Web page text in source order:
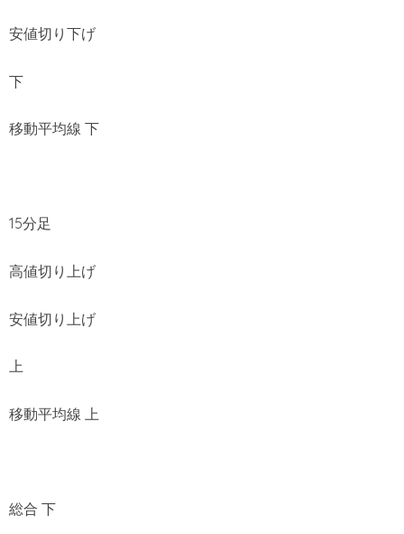
安値切り下げ
下
移動平均線 下
15分足
高値切り上げ
安値切り上げ
上
移動平均線 上
総合 下